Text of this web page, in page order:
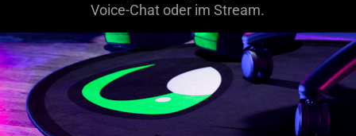
Voice-Chat oder im Stream.